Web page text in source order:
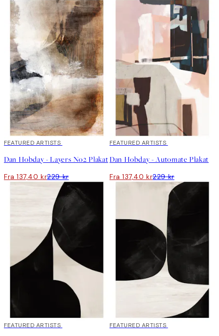
40%*
FEATURED ARTISTS
Dan Hobday - Layers No2 Plakat
Fra 137,40 kr229 kr
40%*
FEATURED ARTISTS
Dan Hobday - Automate Plakat
Fra 137,40 kr229 kr
40%*
FEATURED ARTISTS 40%*
FEATURED ARTISTS